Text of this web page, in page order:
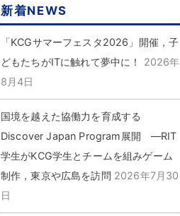
新着NEWS
「KCGサマーフェスタ2026」開催，子
どもたちがITに触れて夢中に！
2026年
8月4日
国境を越えた協働力を育成する
Discover Japan Program展開 ―RIT
学生がKCG学生とチームを組みゲーム
制作，東京や広島を訪問 2026年7月30
日